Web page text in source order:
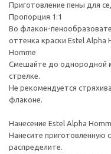
Приготовление пены для
Пропорция 1:1
Во флакон-
оттенка краски Estel Alpha
Homme
Смешайте до однородной
стрелке.
Не рекомендуется
флаконе.
Нанесение Estel Alpha
Нанесите приготовленную
распределите.